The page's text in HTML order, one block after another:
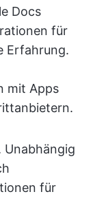
Docs
für
Erfahrung.
mit Apps
Unabhängig
für